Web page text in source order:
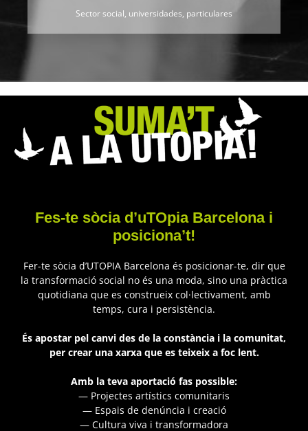
Sector social, universidades, particulares
Fes-te sòcia d’uTOpia Barcelona i
posiciona’t!
Fer-te sòcia d’UTOPIA Barcelona és posicionar-te, dir que
la transformació social no és una moda, sino una pràctica
quotidiana que es construeix col·lectivament, amb
temps, cura i persistència.
És apostar pel canvi des de la constància i la comunitat,
per crear una xarxa que es teixeix a foc lent.
Amb la teva aportació fas possible:
— Projectes artístics comunitaris
— Espais de denúncia i creació
— Cultura viva i transformadora